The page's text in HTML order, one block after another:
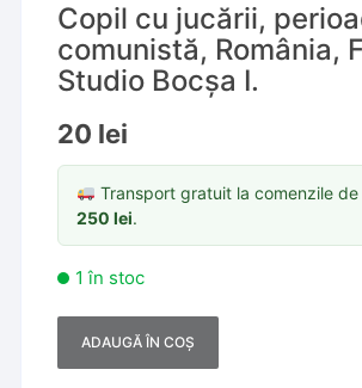
Copil cu jucării,
comunistă, România,
Studio Bocșa I.
20 lei
Transport gratuit la comenzile de
250lei.
1 în stoc
ADAUGĂ ÎN COȘ